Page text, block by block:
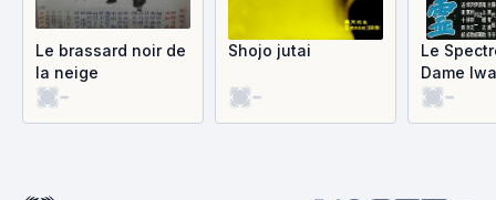
Le brassard noir de
la neige
-
Shojo jutai
-
Le
Dame Iwa
-